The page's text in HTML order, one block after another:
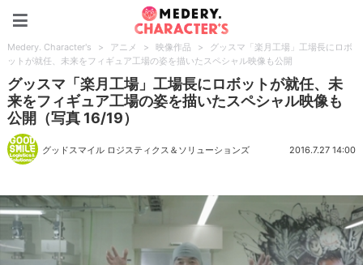
Medery. Character's > アニメ > 映像作品 >
グッスマ「楽月工場」工場長にロボ
ットが就任、未来をフィギュア工場の姿を描いたスペシャル映像も公開
グッスマ「楽月工場」工場長にロボットが就任、未
来をフィギュア工場の姿を描いたスペシャル映像も
公開（写真 16/19）
グッドスマイル ロジスティクス＆ソリューションズ 2016.7.27 14:00